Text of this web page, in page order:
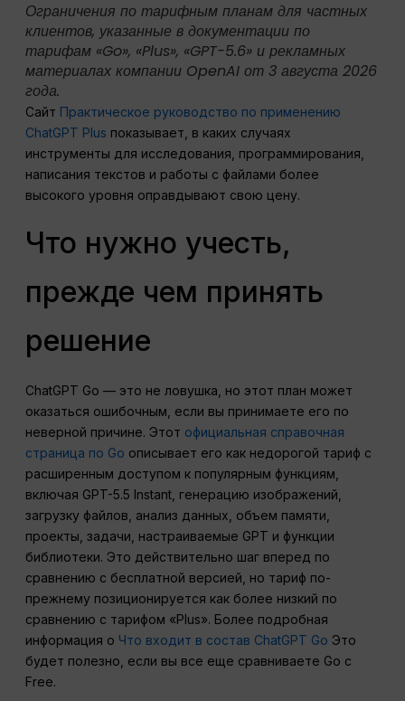
Ограничения по тарифным планам для частных
клиентов, указанные в документации по
тарифам «Go», «Plus», «GPT-5.6» и рекламных
материалах компании OpenAI от 3 августа 2026
года.
Сайт Практическое руководство по применению
ChatGPT Plus показывает, в каких случаях
инструменты для исследования, программирования,
написания текстов и работы с файлами более
высокого уровня оправдывают свою цену.
Что нужно учесть,
прежде чем принять
решение
ChatGPT Go — это не ловушка, но этот план может
оказаться ошибочным, если вы принимаете его по
неверной причине. Этот официальная справочная
страница по Go описывает его как недорогой тариф с
расширенным доступом к популярным функциям,
включая GPT-5.5 Instant, генерацию изображений,
загрузку файлов, анализ данных, объем памяти,
проекты, задачи, настраиваемые GPT и функции
библиотеки. Это действительно шаг вперед по
сравнению с бесплатной версией, но тариф по-
прежнему позиционируется как более низкий по
сравнению с тарифом «Plus». Более подробная
информация о Что входит в состав ChatGPT Go Это
будет полезно, если вы все еще сравниваете Go с
Free.